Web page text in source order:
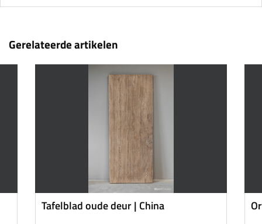
Gerelateerde artikelen
Tafelblad oude deur | China